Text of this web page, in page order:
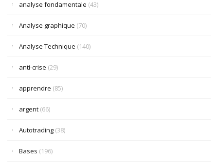
analyse fondamentale (43)
Analyse graphique (70)
Analyse Technique (140)
anti-crise (29)
apprendre (85)
argent (66)
Autotrading (38)
Bases (196)